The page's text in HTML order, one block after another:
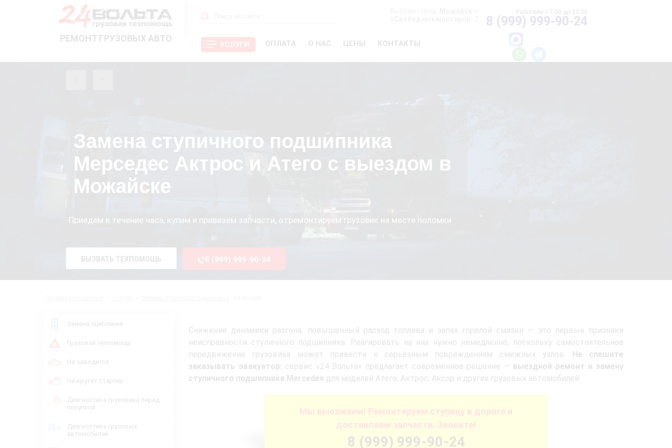
РЕМОНТ ГРУЗОВЫХ АВТО
УСЛУГИ ОПЛАТА О НАС ЦЕНЫ КОНТАКТЫ
8 (999) 999-90-24
Замена ступичного подшипника
Мерседес Актрос и Атего с выездом в
Можайске
Приедем в течение часа, купим и привезём запчасти, отремонтируем грузовик на месте поломки
ВЫЗВАТЬ ТЕХПОМОЩЬ 8 (999) 999-90-24
Замена сцепления
Грузовая техпомощь
Не заводится
Не крутит стартер
Диагностика грузовика перед
покупкой
Диагностика грузовых
автомобилей
Снижение динамики разгона, повышенный расход топлива и запах горелой смазки — это первые признаки
неисправности ступичного подшипника. Реагировать на них нужно немедленно, поскольку самостоятельное
передвижение грузовика может привести к серьёзным повреждениям смежных узлов. Не спешите
заказывать эвакуатор: сервис «24 Вольта» предлагает современное решение — выездной ремонт и замену
ступичного подшипника Mercedes для моделей Атего, Актрос, Аксор и других грузовых автомобилей.
Мы выезжаем! Ремонтируем ступицу в дороге и
доставляем запчасти. Звоните!
8 (999) 999-90-24